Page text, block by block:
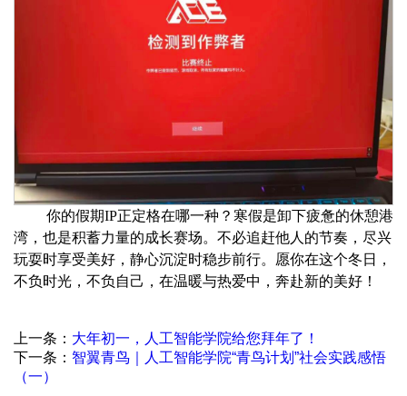
你的假期IP正定格在哪一种？寒假是卸下疲惫的休憩港
湾，也是积蓄力量的成长赛场。不必追赶他人的节奏，尽兴
玩耍时享受美好，静心沉淀时稳步前行。愿你在这个冬日，
不负时光，不负自己，在温暖与热爱中，奔赴新的美好！
上一条： 大年初一，人工智能学院给您拜年了！
下一条： 智翼青鸟｜人工智能学院“青鸟计划”社会实践感悟
（一）